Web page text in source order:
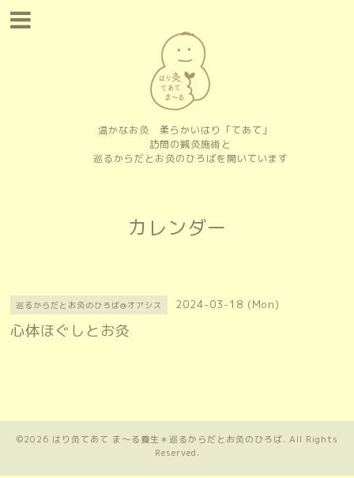
温かなお灸 柔らかいはり「てあて」
訪問の鍼灸施術と
巡るからだとお灸のひろばを開いています
カレンダー
巡るからだとお灸のひろば@オアシス 2024-03-18 (Mon)
心体ほぐしとお灸
©2026 はり灸てあて ま〜る養生＊巡るからだとお灸のひろば. All Rights
Reserved.